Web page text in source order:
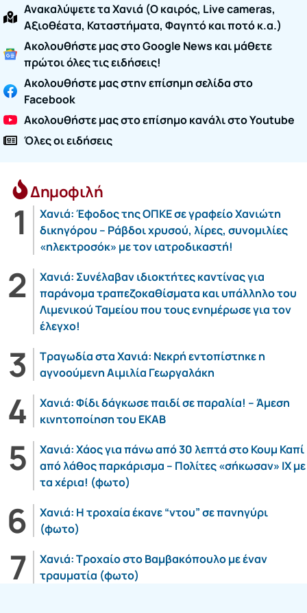
Ανακαλύψετε τα Χανιά (O καιρός, Live cameras,
Αξιοθέατα, Καταστήματα, Φαγητό και ποτό κ.α.)
Ακολουθήστε μας στο Google News και μάθετε
πρώτοι όλες τις ειδήσεις!
Ακολουθήστε μας στην επίσημη σελίδα στο
Facebook
Ακολουθήστε μας στο επίσημο κανάλι στο Youtube
Όλες οι ειδήσεις
Δημοφιλή
Χανιά: Έφοδος της ΟΠΚΕ σε γραφείο Χανιώτη
δικηγόρου – Ράβδοι χρυσού, λίρες, συνομιλίες
«ηλεκτροσόκ» με τον ιατροδικαστή!
Χανιά: Συνέλαβαν ιδιοκτήτες καντίνας για
παράνομα τραπεζοκαθίσματα και υπάλληλο του
Λιμενικού Ταμείου που τους ενημέρωσε για τον
έλεγχο!
Τραγωδία στα Χανιά: Νεκρή εντοπίστηκε η
αγνοούμενη Αιμιλία Γεωργαλάκη
Χανιά: Φίδι δάγκωσε παιδί σε παραλία! – Άμεση
κινητοποίηση του ΕΚΑΒ
Χανιά: Χάος για πάνω από 30 λεπτά στο Κουμ Καπί
από λάθος παρκάρισμα – Πολίτες «σήκωσαν» ΙΧ με
τα χέρια! (φωτο)
Χανιά: Η τροχαία έκανε “ντου” σε πανηγύρι
(φωτο)
Χανιά: Τροχαίο στο Βαμβακόπουλο με έναν
τραυματία (φωτο)